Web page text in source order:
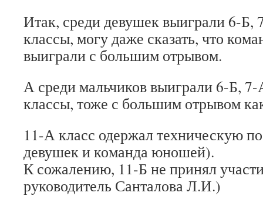
Итак, среди девушек выиграли 6-
классы, могу даже сказать, что
выиграли с большим отрывом.
А среди мальчиков выиграли 6-Б,
классы, тоже с большим отрывом
11-А класс одержал техническую
девушек и команда юношей).
К сожалению, 11-Б не принял
руководитель Санталова Л.И.)